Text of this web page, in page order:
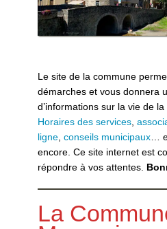
Le site de la commune
démarches et vous donnera
d’informations sur la vie de la
Horaires des services
ligne conseils municipaux …
encore. Ce site internet est
répondre à vos attentes.
La